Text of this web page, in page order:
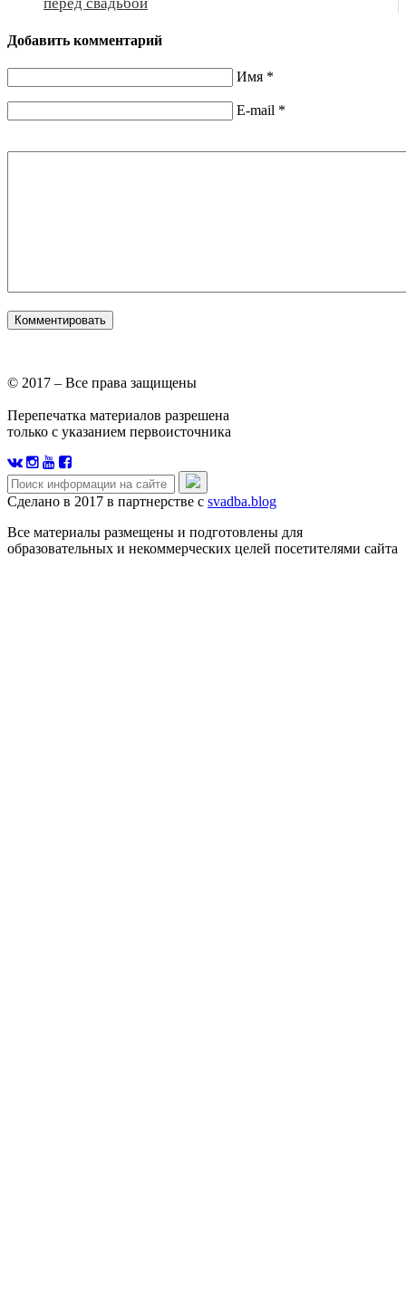
перед свадьбой
Добавить комментарий
Имя *
E-mail *
© 2017 – Все права защищены
Перепечатка материалов разрешена
только с указанием первоисточника
Сделано в 2017 в партнерстве с svadba.blog
Все материалы размещены и подготовлены для
образовательных и некоммерческих целей посетителями сайта